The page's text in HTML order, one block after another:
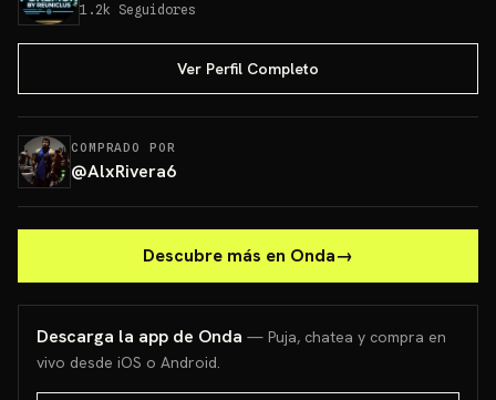
1.2k Seguidores
Ver Perfil Completo
COMPRADO POR
@AlxRivera6
Descubre más en Onda→
Descarga la app de Onda — Puja, chatea y compra en
vivo desde iOS o Android.